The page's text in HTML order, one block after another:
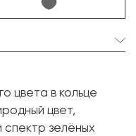
Mint Green
цвета в кольце
цвет,
зелёных